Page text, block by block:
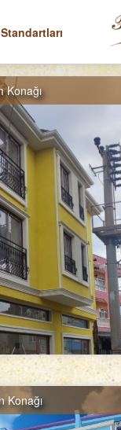
Standartları
Konağı
Konağı